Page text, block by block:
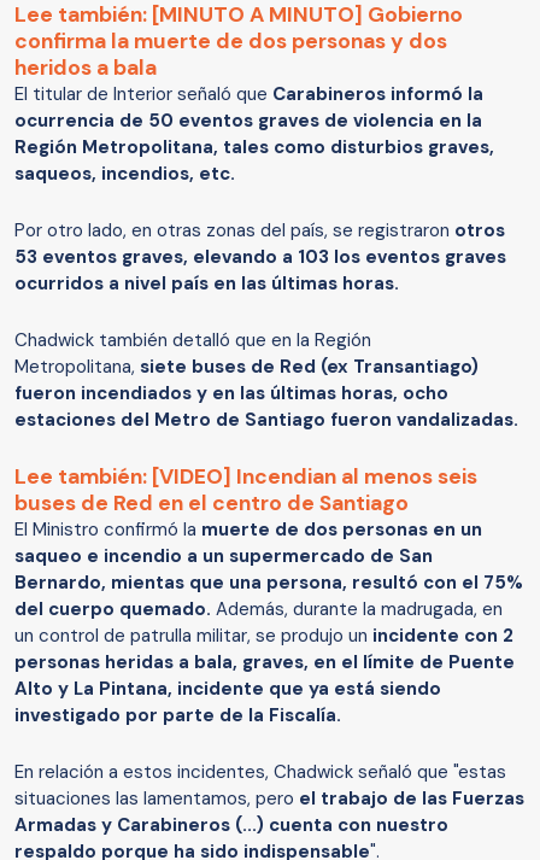
Lee también: [MINUTO A MINUTO] Gobierno
confirma la muerte de dos personas y dos
heridos a bala
El titular de Interior señaló que Carabineros informó la
ocurrencia de 50 eventos graves de violencia en la
Región Metropolitana, tales como disturbios graves,
saqueos, incendios, etc.
Por otro lado, en otras zonas del país, se registraron otros
53 eventos graves, elevando a 103 los eventos graves
ocurridos a nivel país en las últimas horas.
Chadwick también detalló que en la Región
Metropolitana, siete buses de Red (ex Transantiago)
fueron incendiados y en las últimas horas, ocho
estaciones del Metro de Santiago fueron vandalizadas.
Lee también: [VIDEO] Incendian al menos seis
buses de Red en el centro de Santiago
El Ministro confirmó la muerte de dos personas en un
saqueo e incendio a un supermercado de San
Bernardo, mientas que una persona, resultó con el 75%
del cuerpo quemado. Además, durante la madrugada, en
un control de patrulla militar, se produjo un incidente con 2
personas heridas a bala, graves, en el límite de Puente
Alto y La Pintana, incidente que ya está siendo
investigado por parte de la Fiscalía.
En relación a estos incidentes, Chadwick señaló que "estas
situaciones las lamentamos, pero el trabajo de las Fuerzas
Armadas y Carabineros (...) cuenta con nuestro
respaldo porque ha sido indispensable".